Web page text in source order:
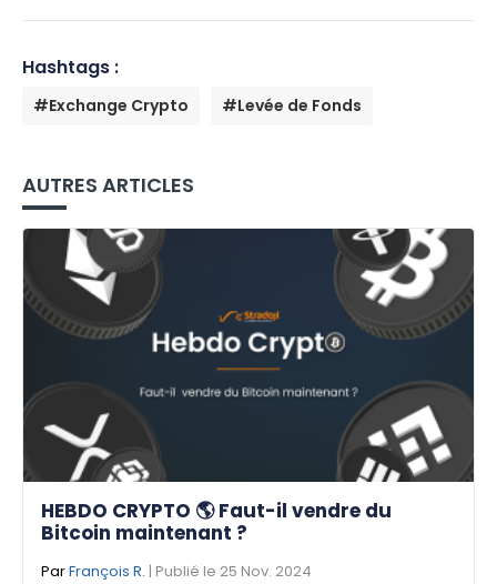
Hashtags :
#Exchange Crypto #Levée de Fonds
AUTRES ARTICLES
HEBDO CRYPTO 🌎 Faut-il vendre du
Bitcoin maintenant ?
ParFrançois R. | Publié le 25 Nov. 2024